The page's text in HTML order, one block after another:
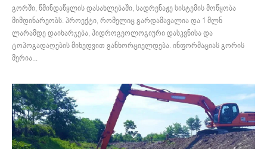
გორში, წმინდაწყლის დასახლებაში, სადრენაჟე სისტემის მოწყობა
მიმდინარეობს. პროექტი, რომელიც გარდამავალია და 1 მლნ
ლარამდე დაიხარჯება, ჰიდროგეოლოგიური დასკვნისა და
ტოპოგადაღების მიხედვით განხორციელდება. ინფორმაციას გორის
მერია...